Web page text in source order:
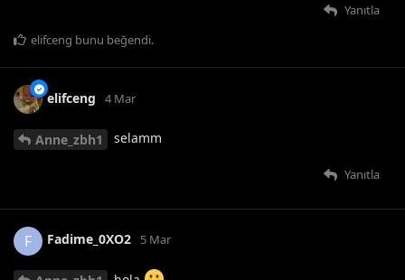
Yanıtla
elifceng bunu beğendi.
elifceng 4 Mar
Anne_zbh1 selamm
Yanıtla
F Fadime_0XO2 5 Mar